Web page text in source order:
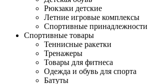
Рюкзаки детские
Летние игровые комплексы
Спортивные принадлежности
Спортивные товары
Теннисные ракетки
Тренажеры
Товары для фитнеса
Одежда и обувь для спорта
Батуты